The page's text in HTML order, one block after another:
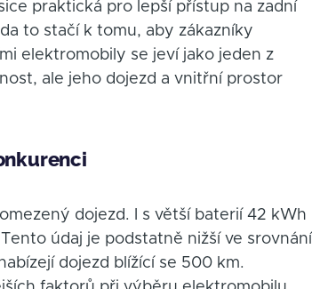
praktická pro lepší přístup na zadní
to stačí k tomu, aby zákazníky
elektromobily se jeví jako jeden z
ale jeho dojezd a vnitřní prostor
dojezd. I s větší baterií 42 kWh
údaj je podstatně nižší ve srovnání
dojezd blížící se 500 km.